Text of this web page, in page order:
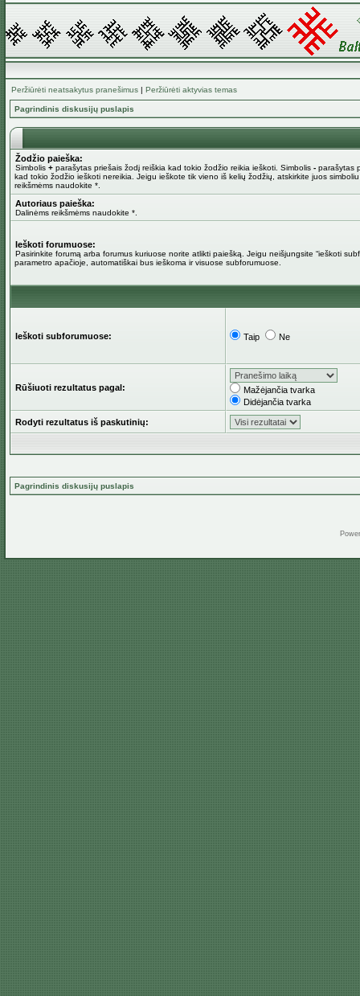
Peržiūrėti neatsakytus pranešimus | Peržiūrėti aktyvias temas
Pagrindinis diskusijų puslapis
Žodžio paieška:
Simbolis + parašytas priešais žodį reiškia kad tokio žodžio reikia ieškoti. Simbolis - parašytas
kad tokio žodžio ieškoti nereikia. Jeigu ieškote tik vieno iš kelių žodžių, atskirkite juos
reikšmėms naudokite *.
Autoriaus paieška:
Dalinėms reikšmėms naudokite *.
Ieškoti forumuose:
Pasirinkite forumą arba forumus kuriuose norite atlikti paiešką. Jeigu neišjungsite “ieškoti
parametro apačioje, automatiškai bus ieškoma ir visuose subforumuose.
Ieškoti subforumuose: Taip Ne
Rūšiuoti rezultatus pagal:
Mažėjančia tvarka
Didėjančia tvarka
Rodyti rezultatus iš paskutinių:
Pagrindinis diskusijų puslapis